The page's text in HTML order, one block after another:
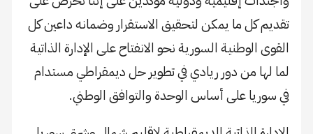
تقديم كل ما يمكن لتحقيق الاستقرار وضمانه داعين كل
القوى الوطنية السورية نحو الانفتاح على الإدارة الذاتية
لما لها من دور ريادي في تطوير حل ديمقراطي مستدام
في سوريا على أساس الوحدة والتوافق الوطني.